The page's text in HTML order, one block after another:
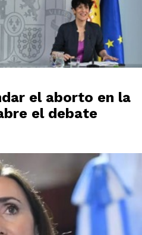
el aborto en la
el debate